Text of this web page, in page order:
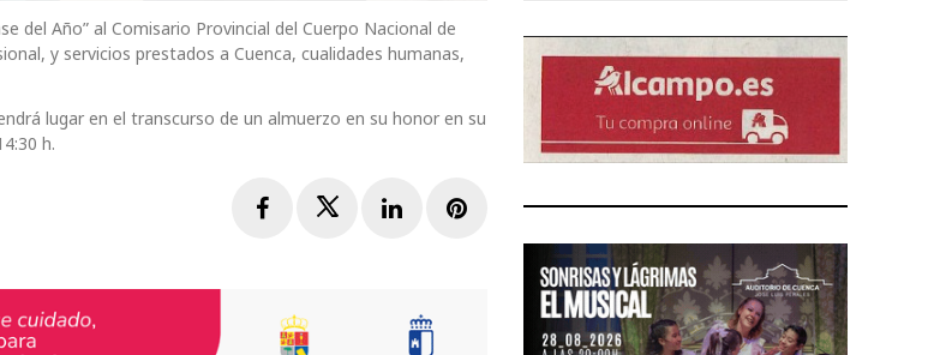
del Año” al Comisario Provincial del Cuerpo Nacional de
y servicios prestados a Cuenca, cualidades humanas,
lugar en el transcurso de un almuerzo en su honor en su
h.
FacebookTwitterLinkedInPinterest